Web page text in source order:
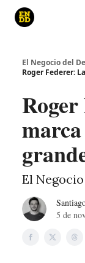
El Negocio del
Roger Federer:
El
5 de